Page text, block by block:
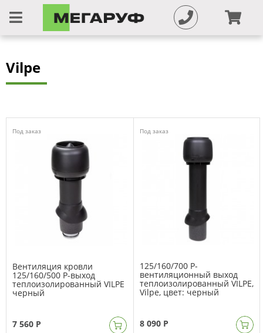
Vilpe
Под заказ
Вентиляция кровли
125/160/500 P-выход
теплоизолированный VILPE
черный
7 560 Р
Под заказ
125/160/700 P-
вентиляционный выход
теплоизолированный VILPE,
Vilpe, цвет: черный
8 090 Р